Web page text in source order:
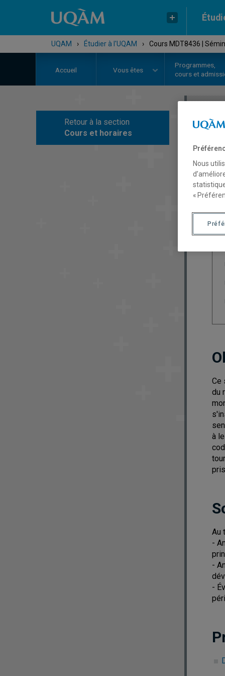
UQAM › Étudier à l'UQAM › Cours MDT8436 |
Accueil Vous êtes
Programmes,
cours et
Retour à la section
Cours et horaires
Ce
du
à
Au
-
-
-
Nous
«